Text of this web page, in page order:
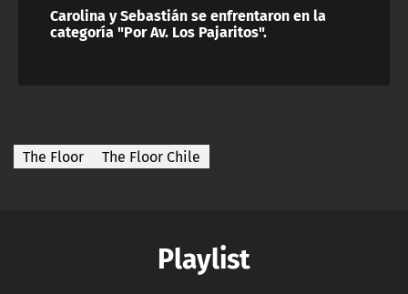
Carolina y Sebastián se enfrentaron en la
categoría "Por Av. Los Pajaritos".
The Floor The Floor Chile
Playlist